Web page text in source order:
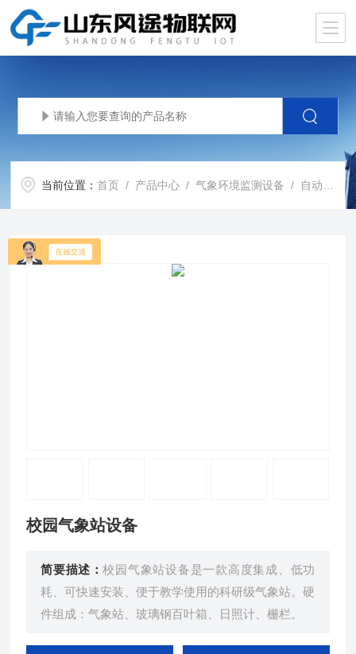
当前位置：首页 / 产品中心 /气象环境监测设备 / 自动气象站
校园气象站设备
简要描述：校园气象站设备是一款高度集成、低功
耗、可快速安装、便于教学使用的科研级气象站。硬
件组成：气象站、玻璃钢百叶箱、日照计、栅栏。